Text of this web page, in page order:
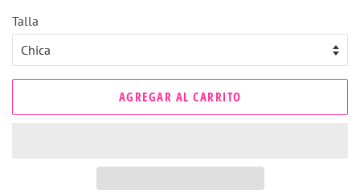
Talla
AGREGAR AL CARRITO